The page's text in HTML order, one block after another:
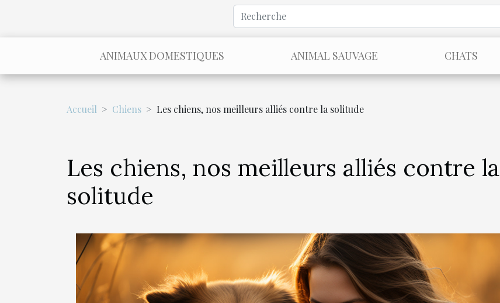
ANIMAUX DOMESTIQUES ANIMAL SAUVAGE CHATS
Accueil Chiens Les chiens, nos meilleurs alliés contre la solitude
Les chiens, nos meilleurs alliés contre la
solitude